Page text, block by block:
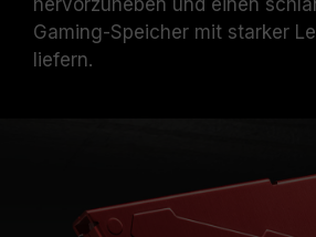
Die angegebene Frequenz
Speichermoduls ist die
Frequenz. Sie wird jedoch
Übertaktungstechnologien
EXPO) unterstützen;
Speicher eventuell nicht die
hervorzuheben und einen
Gaming-Speicher mit starker
liefern.